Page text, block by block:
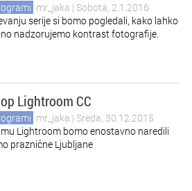
mr_jaka | Sobota, 2.1.2016
serije si bomo pogledali, kako lahko
nadzorujemo kontrast fotografije.
Lightroom CC
mr_jaka | Sreda, 30.12.2015
Lightroom bomo enostavno naredili
praznične Ljubljane